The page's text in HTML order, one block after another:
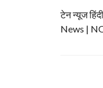
टेन न्यूज
News |